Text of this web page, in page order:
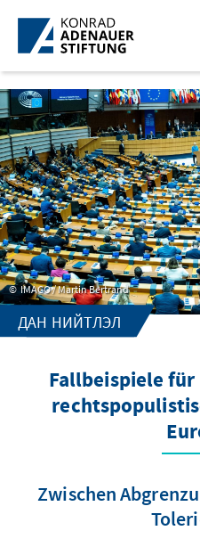
Skip to Main Content
IMAGO / Martin Bertrand
ДАН НИЙТЛЭЛ
Fallbeispiele
Zwischen